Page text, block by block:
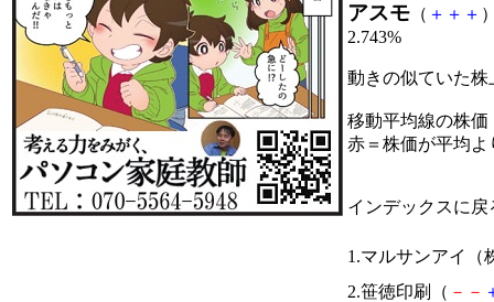
アスモ （ ＋ ＋ ＋
2.743%
動きの似ていた
移動平均線の株価
赤＝株価が平均
インデックスに戻
1.マルサンアイ（
2.笹徳印刷（ － －